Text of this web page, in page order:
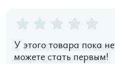
У этого товара пока
можете стать первым!